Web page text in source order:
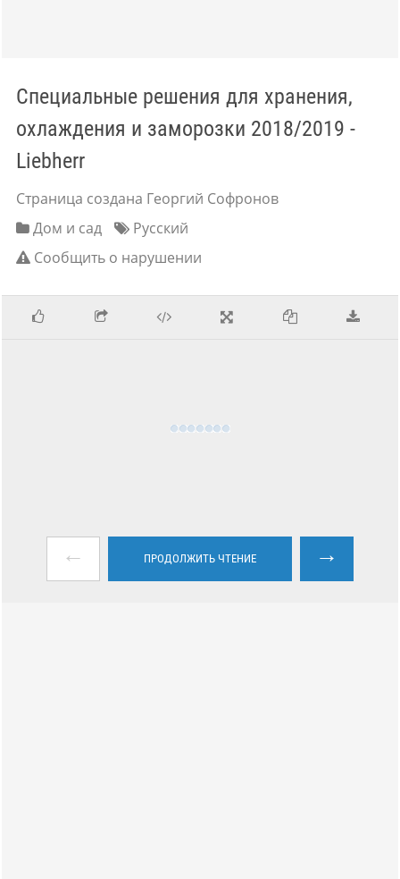
Специальные решения для хранения,
охлаждения и заморозки 2018/2019 -
Liebherr
Страница создана Георгий Софронов
Дом и сад
Русский
Сообщить о нарушении
← ПРОДОЛЖИТЬ ЧТЕНИЕ →